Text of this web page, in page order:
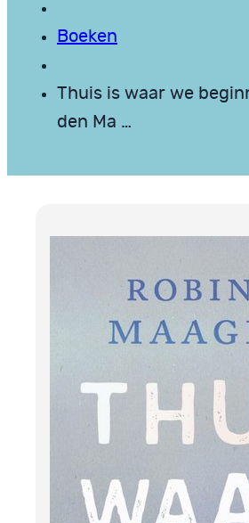
Boeken
Thuis is waar we
den Ma …